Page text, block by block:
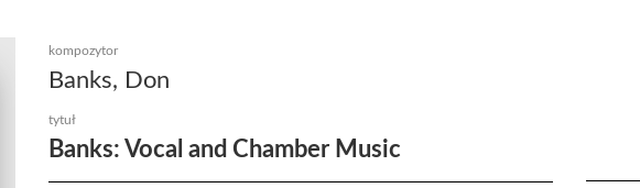
kompozytor
Banks, Don
tytuł
Banks: Vocal and Chamber Music